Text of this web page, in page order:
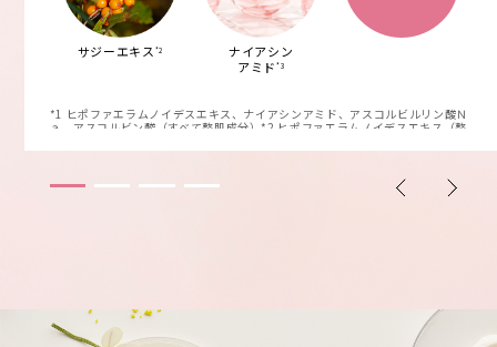
サジーエキス *2
ナイアシン
アミド *3
*1 ヒポファエラムノイデスエキス、ナイアシンアミド、アスコルビルリン酸Ｎ
ａ、アスコルビン酸（すべて整肌成分）*2 ヒポファエラムノイデスエキス（整
肌成分）